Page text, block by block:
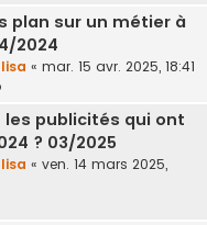
plan sur un métier à
2024
« mar. 15 avr. 2025, 18:41
les publicités qui ont
? 03/2025
« ven. 14 mars 2025,